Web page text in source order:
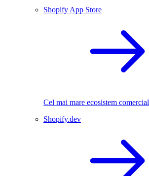
Shopify App Store
Cel mai mare ecosistem comercial
Shopify.dev